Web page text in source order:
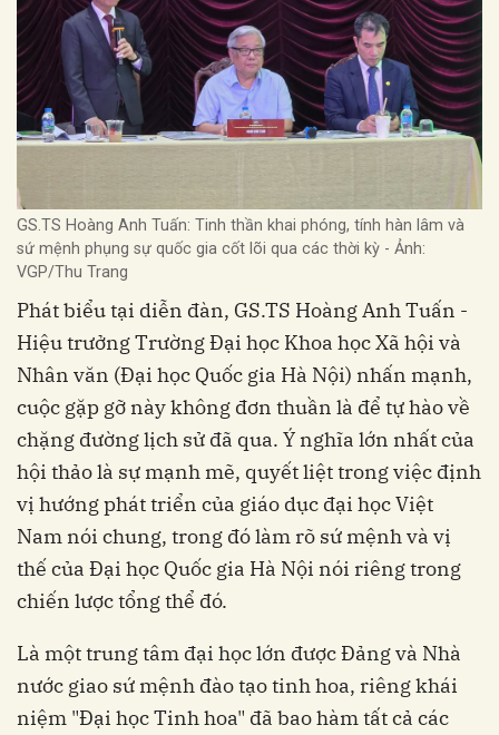
GS.TS Hoàng Anh Tuấn: Tinh thần khai phóng, tính hàn lâm và
sứ mệnh phụng sự quốc gia cốt lõi qua các thời kỳ - Ảnh:
VGP/Thu Trang
Phát biểu tại diễn đàn, GS.TS Hoàng Anh Tuấn -
Hiệu trưởng Trường Đại học Khoa học Xã hội và
Nhân văn (Đại học Quốc gia Hà Nội) nhấn mạnh,
cuộc gặp gỡ này không đơn thuần là để tự hào về
chặng đường lịch sử đã qua. Ý nghĩa lớn nhất của
hội thảo là sự mạnh mẽ, quyết liệt trong việc định
vị hướng phát triển của giáo dục đại học Việt
Nam nói chung, trong đó làm rõ sứ mệnh và vị
thế của Đại học Quốc gia Hà Nội nói riêng trong
chiến lược tổng thể đó.
Là một trung tâm đại học lớn được Đảng và Nhà
nước giao sứ mệnh đào tạo tinh hoa, riêng khái
niệm "Đại học Tinh hoa" đã bao hàm tất cả các